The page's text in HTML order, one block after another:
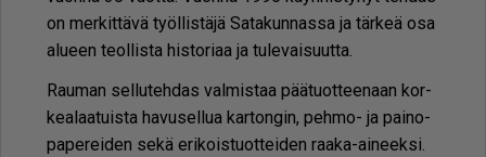
on mer­kit­tä­vä työl­lis­tä­jä Sa­ta­kun­nas­sa ja tär­keä osa
alu­een te­ol­lis­ta his­to­ri­aa ja tu­le­vai­suut­ta.
Rau­man sel­lu­teh­das val­mis­taa pää­tuot­tee­naan kor­
ke­a­laa­tuis­ta ha­vu­sel­lua kar­ton­gin, peh­mo- ja pai­no­
pa­pe­rei­den sekä eri­kois­tuot­tei­den raa­ka-ai­neek­si.